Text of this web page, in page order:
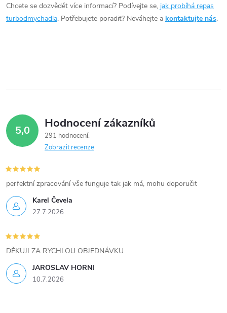
a
v
k
v
ý
p
i
s
u
Chcete se dozvědět více informací? Podívejte se, jak probíhá repas
turbodmychadla. Potřebujete poradit? Neváhejte a kontaktujte nás.
5,0 Hodnocení zákazníků
291 hodnocení
Zobrazit recenze
Karel Čevela
27.7.2026
perfektní zpracování vše funguje tak jak má, mohu doporučit
JAROSLAV HORNI
10.7.2026
DĚKUJI ZA RYCHLOU OBJEDNÁVKU